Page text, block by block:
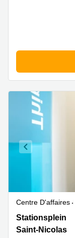
Centre D'affaires
Stationsplein
7E,
Stationsplein
Saint-Nicolas